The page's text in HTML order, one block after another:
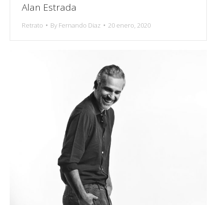
Alan Estrada
Retrato By Fernando Diaz 20 enero, 2020